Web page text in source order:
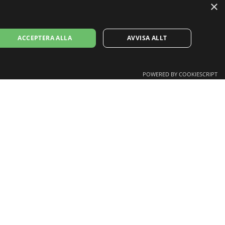
×
ACCEPTERA ALLA AVVISA ALLT
POWERED BY COOKIESCRIPT